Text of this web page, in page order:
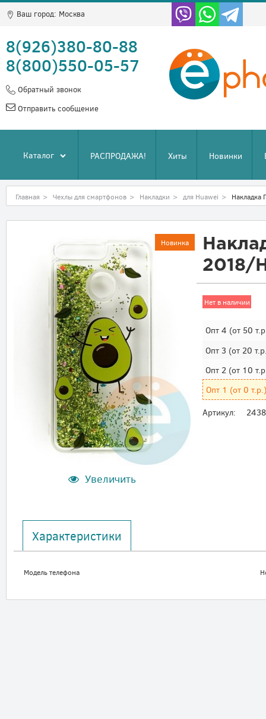
Ваш город: Москва
8(926)380-80-88
8(800)550-05-57
Обратный звонок
Отправить сообщение
Каталог РАСПРОДАЖА! Хиты Новинки
Главная > Чехлы для смартфонов > Накладки > для Huawei > Накладка
Новинка
Увеличить
2018/
Нет в наличии
Опт 4 (от 50
Опт 3 (от 20
Опт 2(от 10
Опт 1 (от 0 т.р.)
Артикул:
Характеристики
Модель телефона